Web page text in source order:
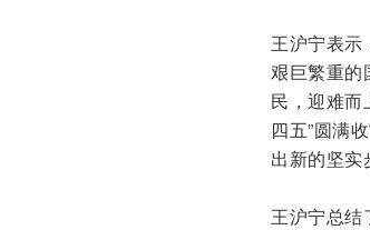
王沪宁表
艰巨繁重的
民，迎难而
四五”圆满
出新的坚实
王沪宁总结